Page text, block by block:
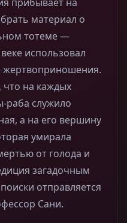
материал о
тотеме —
использовал
жертвоприношения.
что на каждых
раба служило
а на его вершину
умирала
от голода и
загадочным
отправляется
Сани.